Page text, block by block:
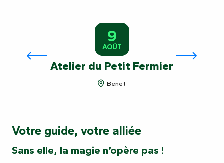
9
AOÛT
Atelier du Petit Fermier
Benet
Votre guide, votre alliée
Sans elle, la magie n’opère pas !